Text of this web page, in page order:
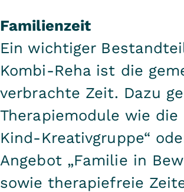
Familienzeit
Ein wichtiger
Kombi-Reha ist die
verbrachte Zeit. Dazu
Therapiemodule wie die
Kind-Kreativgruppe“
Angebot „Familie in
sowie therapiefreie